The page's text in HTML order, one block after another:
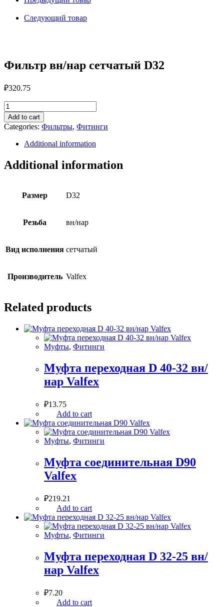
quantityСледующий товар
Фильтр вн/нар сетчатый D32
₽320.75
Фильтр
вн/
нар
сетчатый
D32
quantity
Add to cart
Categories: Фильтры, Фитинги
Additional information
Additional information
Размер D32
Резьба вн/нар
Вид исполнения сетчатый
Производитель Valfex
Related products
Муфты, Фитинги
Муфта переходная D 40-32 вн/
нар Valfex
₽13.75
Add to cart
Муфты, Фитинги
Муфта соединительная D90
Valfex
₽219.21
Add to cart
Муфты, Фитинги
Муфта переходная D 32-25 вн/
нар Valfex
₽7.20
Add to cart